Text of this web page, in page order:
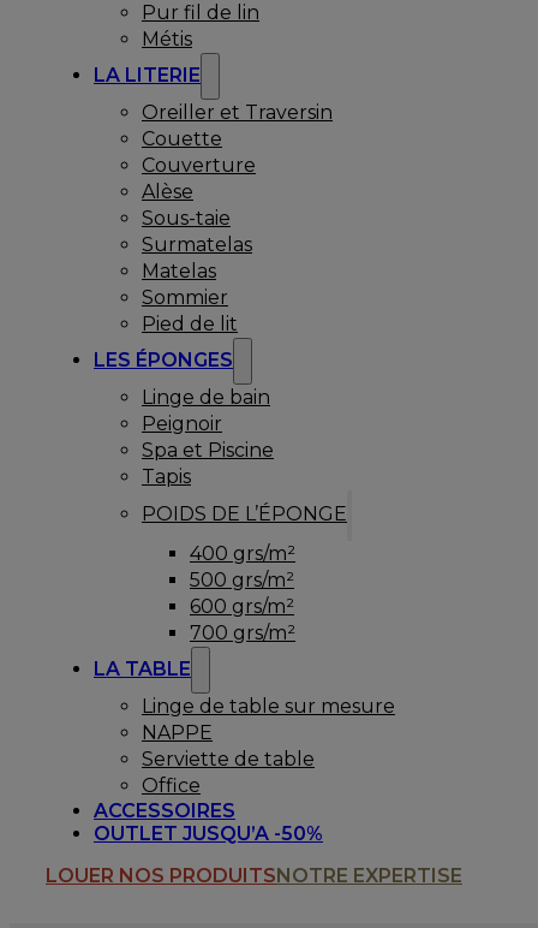
Pur fil de lin
Métis
LA LITERIE
Oreiller et Traversin
Couette
Couverture
Alèse
Sous-taie
Surmatelas
Matelas
Sommier
Pied de lit
LES ÉPONGES
Linge de bain
Peignoir
Spa et Piscine
Tapis
POIDS DE L’ÉPONGE
400 grs/m²
500 grs/m²
600 grs/m²
700 grs/m²
LA TABLE
Linge de table sur mesure
NAPPE
Serviette de table
Office
ACCESSOIRES
OUTLET JUSQU’A -50%
LOUER NOS PRODUITS NOTRE EXPERTISE